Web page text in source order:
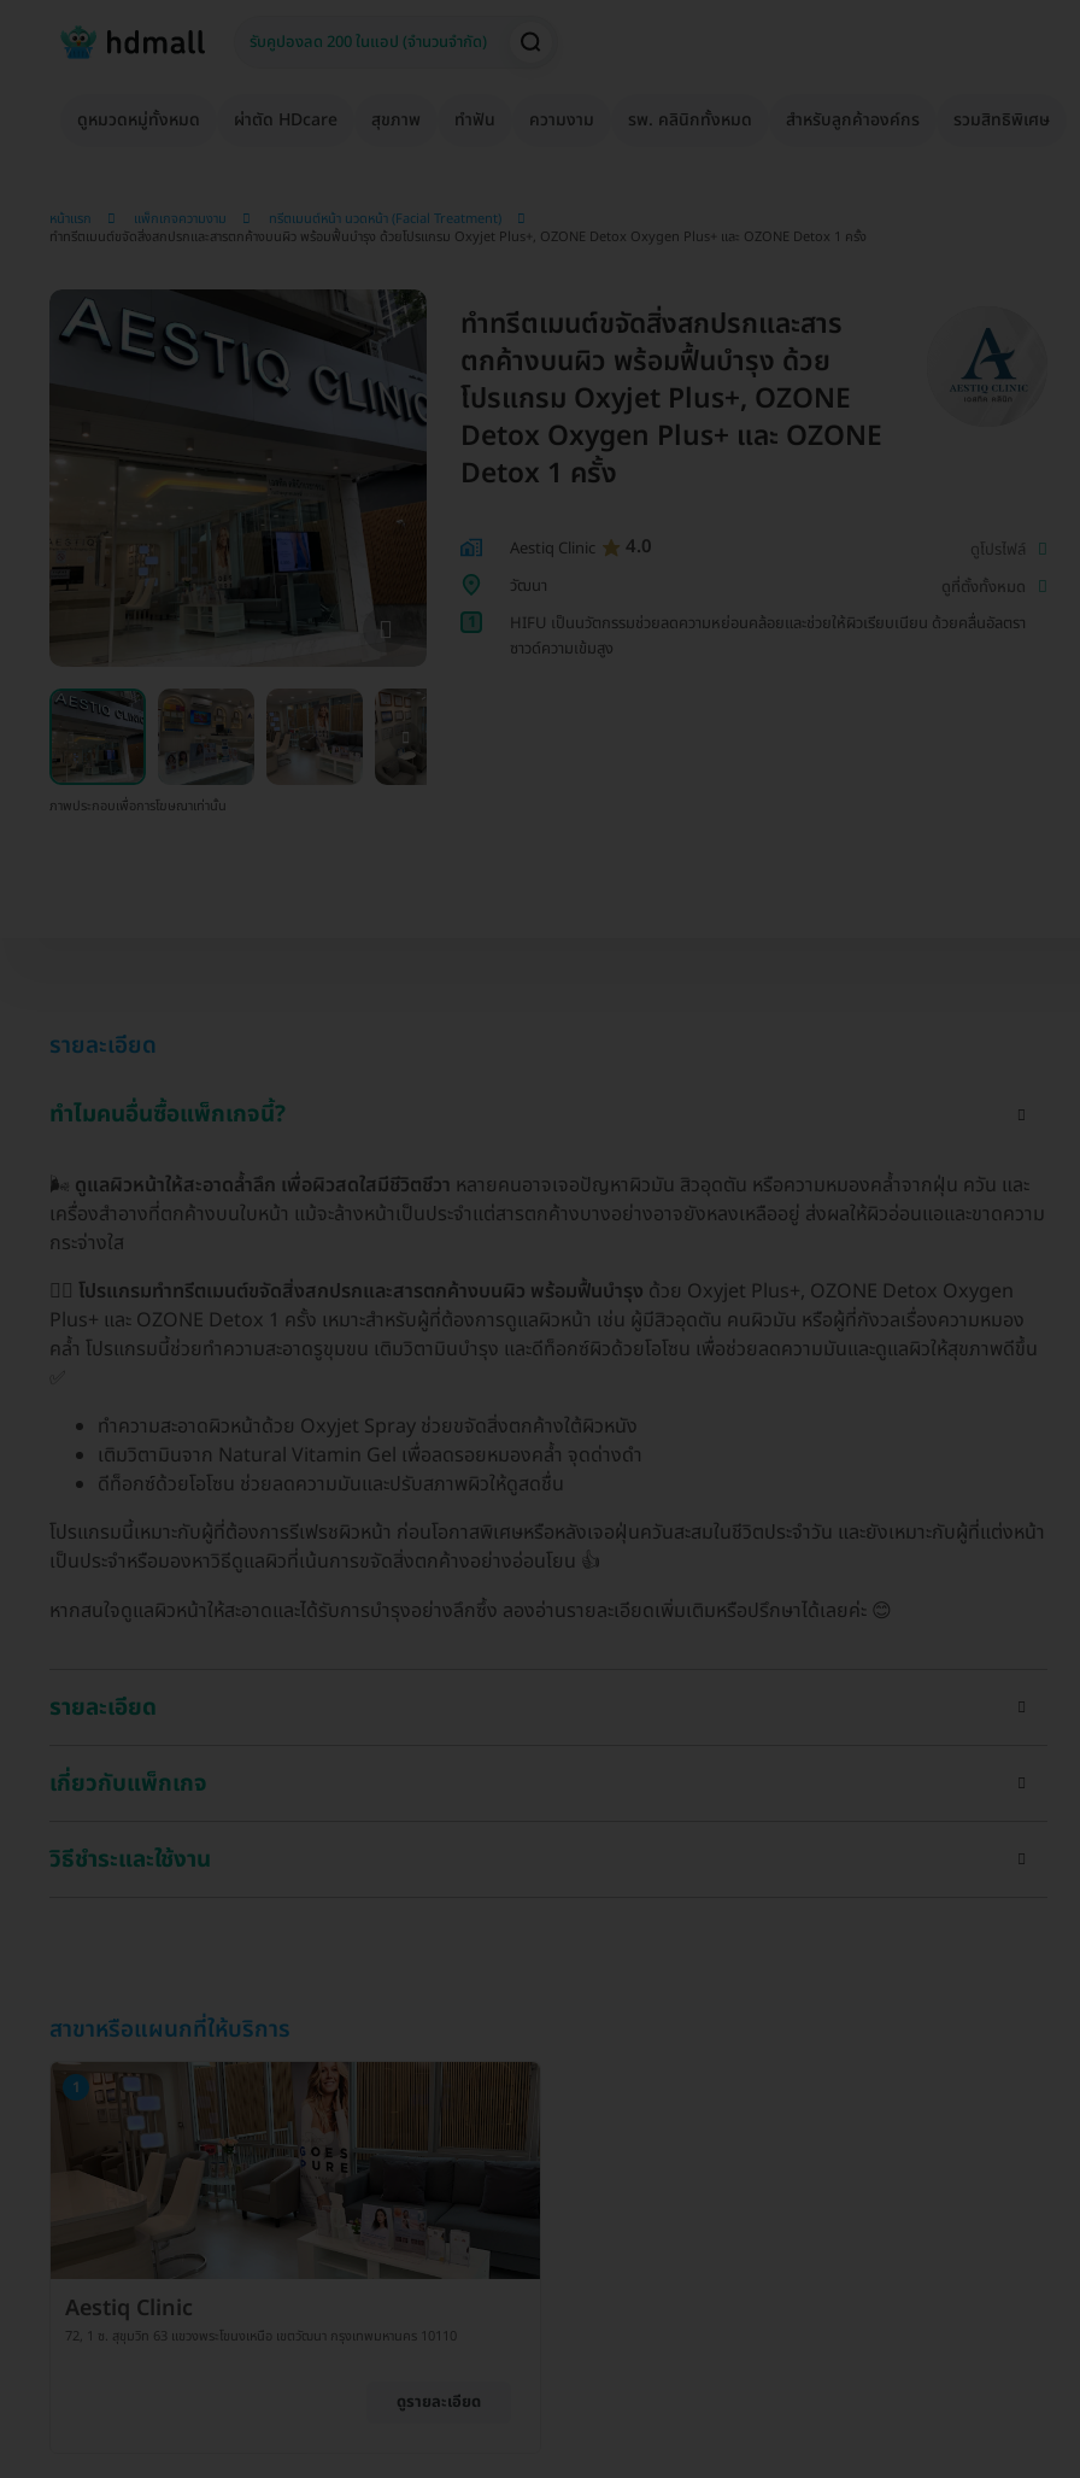
ดูหมวดหมู่ทั้งหมด ผ่าตัด HDcare สุขภาพ ทำฟัน ความงาม รพ. คลินิกทั้งหมด สำหรับลูกค้าองค์กร รวมสิทธิพิเศษ
หน้าแรก แพ็กเกจความงาม
ทรีตเมนต์หน้า นวดหน้า (Facial Treatment)
ทำทรีตเมนต์ขจัดสิ่งสกปรกและสารตกค้างบนผิว พร้อมฟื้นบำรุง ด้วยโปรแกรม Oxyjet Plus+, OZONE Detox Oxygen Plus+ และ OZONE Detox 1 ครั้ง
ภาพประกอบเพื่อการโฆษณาเท่านั้น
ทำทรีตเมนต์ขจัดสิ่งสกปรกและสาร
ตกค้างบนผิว พร้อมฟื้นบำรุง ด้วย
โปรแกรม Oxyjet Plus+, OZONE
Detox Oxygen Plus+ และ OZONE
Detox 1 ครั้ง
Aestiq Clinic 4.0
ดูโปรไฟล์
วัฒนา
ดูที่ตั้งทั้งหมด
1
HIFU เป็นนวัตกรรมช่วยลดความหย่อนคล้อยและช่วยให้ผิวเรียบเนียน ด้วยคลื่นอัลตรา
ซาวด์ความเข้มสูง
รายละเอียด
ทำไมคนอื่นซื้อแพ็กเกจนี้?
🌬️ ดูแลผิวหน้าให้สะอาดล้ำลึก เพื่อผิวสดใสมีชีวิตชีวา หลายคนอาจเจอปัญหาผิวมัน สิวอุดตัน หรือความหมองคล้ำจากฝุ่น ควัน และ
เครื่องสำอางที่ตกค้างบนใบหน้า แม้จะล้างหน้าเป็นประจำแต่สารตกค้างบางอย่างอาจยังหลงเหลืออยู่ ส่งผลให้ผิวอ่อนแอและขาดความ
กระจ่างใส
🧖‍♀️ โปรแกรมทำทรีตเมนต์ขจัดสิ่งสกปรกและสารตกค้างบนผิว พร้อมฟื้นบำรุง ด้วย Oxyjet Plus+, OZONE Detox Oxygen
Plus+ และ OZONE Detox 1 ครั้ง เหมาะสำหรับผู้ที่ต้องการดูแลผิวหน้า เช่น ผู้มีสิวอุดตัน คนผิวมัน หรือผู้ที่กังวลเรื่องความหมอง
คล้ำ โปรแกรมนี้ช่วยทำความสะอาดรูขุมขน เติมวิตามินบำรุง และดีท็อกซ์ผิวด้วยโอโซน เพื่อช่วยลดความมันและดูแลผิวให้สุขภาพดีขึ้น
ทำความสะอาดผิวหน้าด้วย Oxyjet Spray ช่วยขจัดสิ่งตกค้างใต้ผิวหนัง
เติมวิตามินจาก Natural Vitamin Gel เพื่อลดรอยหมองคล้ำ จุดด่างดำ
ดีท็อกซ์ด้วยโอโซน ช่วยลดความมันและปรับสภาพผิวให้ดูสดชื่น
โปรแกรมนี้เหมาะกับผู้ที่ต้องการรีเฟรชผิวหน้า ก่อนโอกาสพิเศษหรือหลังเจอฝุ่นควันสะสมในชีวิตประจำวัน และยังเหมาะกับผู้ที่แต่งหน้า
เป็นประจำหรือมองหาวิธีดูแลผิวที่เน้นการขจัดสิ่งตกค้างอย่างอ่อนโยน 👍
หากสนใจดูแลผิวหน้าให้สะอาดและได้รับการบำรุงอย่างลึกซึ้ง ลองอ่านรายละเอียดเพิ่มเติมหรือปรึกษาได้เลยค่ะ 😊
รายละเอียด
เกี่ยวกับแพ็กเกจ
วิธีชำระและใช้งาน
สาขาหรือแผนกที่ให้บริการ
1
Aestiq Clinic
72, 1 ซ. สุขุมวิท 63 แขวงพระโขนงเหนือ เขตวัฒนา กรุงเทพมหานคร 10110
ดูรายละเอียด